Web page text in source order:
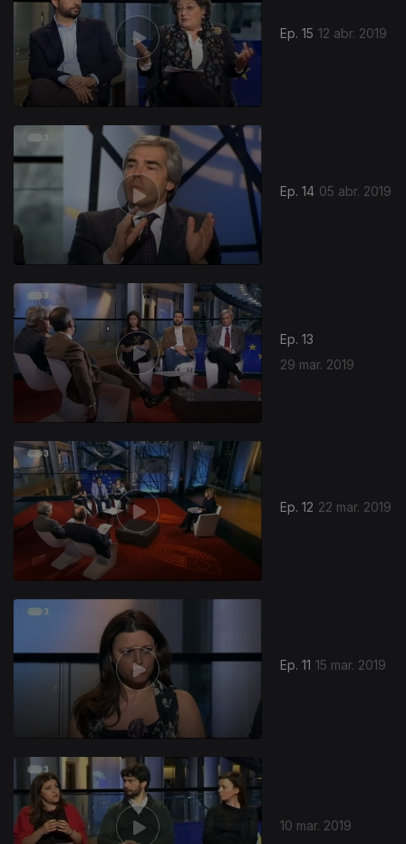
Ep. 15 12 abr. 2019
Ep. 14 05 abr. 2019
Ep. 13
29 mar. 2019
Ep. 12 22 mar. 2019
Ep. 11 15 mar. 2019
395450
10 mar. 2019